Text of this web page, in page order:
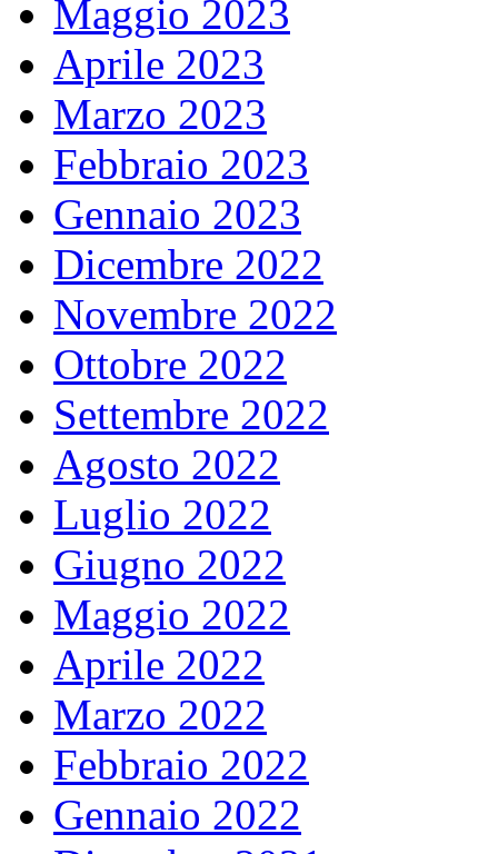
Maggio 2023
Aprile 2023
Marzo 2023
Febbraio 2023
Gennaio 2023
Dicembre 2022
Novembre 2022
Ottobre 2022
Settembre 2022
Agosto 2022
Luglio 2022
Giugno 2022
Maggio 2022
Aprile 2022
Marzo 2022
Febbraio 2022
Gennaio 2022